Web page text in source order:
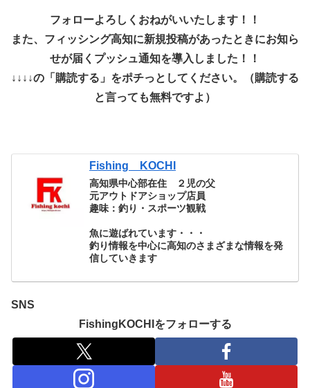
フォローよろしくおねがいいたします！！
また、フィッシング高知に新規投稿があったときにお知ら
せが届くプッシュ通知を導入しました！！
↓↓↓↓の「購読する」をポチっとしてください。（購読する
と言っても無料ですよ）
Fishing KOCHI
高知県中心部在住 ２児の父
元アウトドアショップ店員
趣味：釣り・スポーツ観戦
魚に遊ばれています・・・
釣り情報を中心に高知のさまざまな情報を発
信していきます
SNS
FishingKOCHIをフォローする